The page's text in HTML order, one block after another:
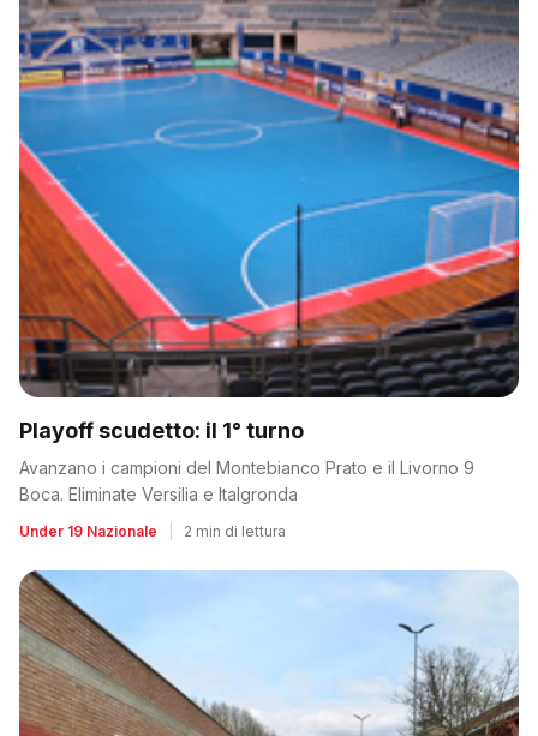
Playoff scudetto: il 1° turno
Avanzano i campioni del Montebianco Prato e il Livorno 9
Boca. Eliminate Versilia e Italgronda
Under 19 Nazionale 2 min di lettura